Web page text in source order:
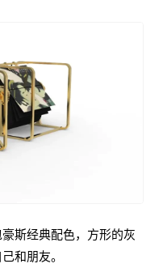
斯经典配色，方形的灰
和朋友。